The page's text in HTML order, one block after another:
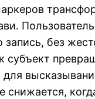
запись, без
субъект
снижается,